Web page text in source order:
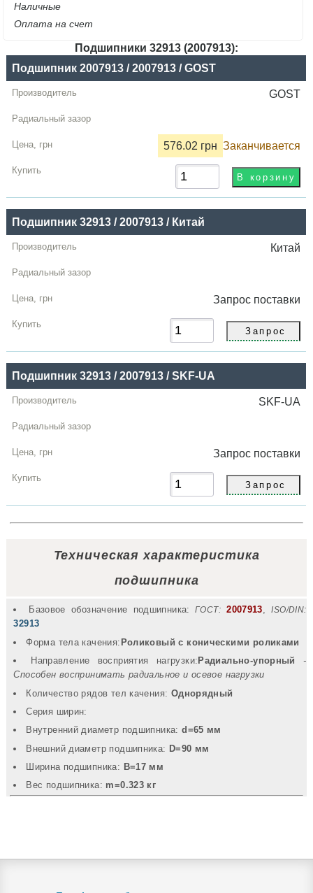
Наличные
Оплата на счет
Подшипники 32913 (2007913):
Название
Производитель
Радиальный
грн
Купить
Подшипник 2007913 / 2007913 / GOST
GOST
576.02 грн Заканчивается
Подшипник 32913 / 2007913 / Китай
Китай
Запрос поставки
Подшипник 32913 / 2007913 / SKF-UA
SKF-UA
Запрос поставки
Техническая характеристика
подшипника
Базовое обозначение подшипника: ГОСТ: 2007913,ISO/DIN:
32913
Форма тела качения: Роликовый с коническими роликами
Направление восприятия нагрузки: Радиально-упорный
-
Способен воспринимать радиальное и осевое нагрузки
Количество рядов тел качения: Однорядный
Серия ширин:
Внутренний диаметр подшипника:d=65 мм
Внешний диаметр подшипника: D=90 мм
Ширина подшипника: B=17 мм
Вec подшипника: m=0.323 кг